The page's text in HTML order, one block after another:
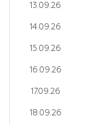
13.09.26
14.09.26
15.09.26
16.09.26
17.09.26
18.09.26